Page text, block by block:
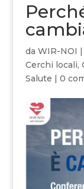
da WIR-NOI |
Cerchi locali,
Salute | 0